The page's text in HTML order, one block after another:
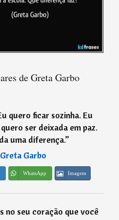
de Greta Garbo
quero ficar sozinha. Eu
ser deixada em paz.
uma diferença.”
Greta Garbo
WhatsApp Imagem
no seu coração que você